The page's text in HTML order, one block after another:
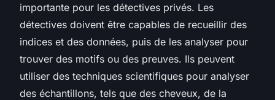
importante pour les détectives privés. Les
détectives doivent être capables de recueillir des
indices et des données, puis de les analyser pour
trouver des motifs ou des preuves. Ils peuvent
utiliser des techniques scientifiques pour analyser
des échantillons, tels que des cheveux, de la